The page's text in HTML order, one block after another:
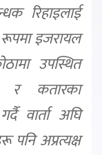
रिहाइलाई
रूपमा इजरायल
उपस्थित
र कतारका
वार्ता अघि
पनि अप्रत्यक्ष